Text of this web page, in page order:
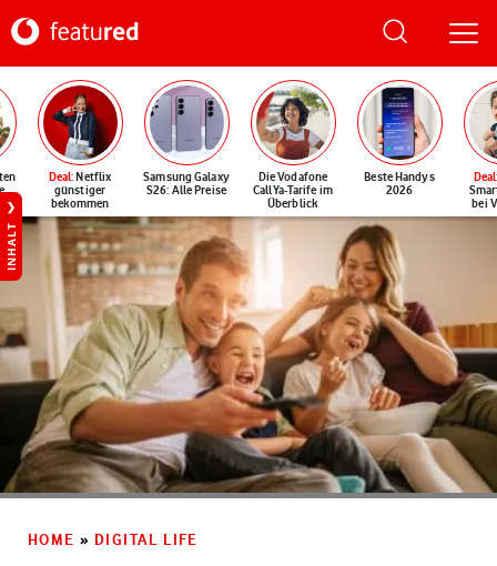
Deal: Netflix
günstiger
bekommen
Samsung Galaxy
S26: Alle Preise
Die Vodafone
CallYa-Tarife im
Überblick
Beste Handys
2026
Deal
bei
INHALT
HOME » DIGITAL LIFE